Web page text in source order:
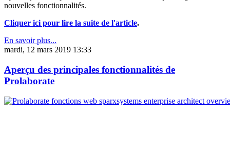
nouvelles fonctionnalités.
Cliquer ici pour lire la suite de l'article.
En savoir plus...
mardi, 12 mars 2019 13:33
Aperçu des principales fonctionnalités de
Prolaborate